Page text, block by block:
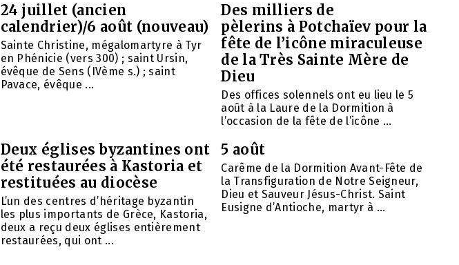
24 juillet (ancien
calendrier)/6 août (nouveau)
Sainte Christine, mégalomartyre à Tyr
en Phénicie (vers 300) ; saint Ursin,
évêque de Sens (IVème s.) ; saint
Pavace, évêque ...
Des milliers de
pèlerins à Potchaïev pour la
fête de l’icône miraculeuse
de la Très Sainte Mère de
Dieu
Des offices solennels ont eu lieu le 5
août à la Laure de la Dormition à
l’occasion de la fête de l’icône ...
Deux églises byzantines ont
été restaurées à Kastoria et
restituées au diocèse
L’un des centres d’héritage byzantin
les plus importants de Grèce, Kastoria,
deux a reçu deux églises entièrement
restaurées, qui ont ...
5 août
Carême de la Dormition Avant-Fête de
la Transfiguration de Notre Seigneur,
Dieu et Sauveur Jésus-Christ. Saint
Eusigne d’Antioche, martyr à ...